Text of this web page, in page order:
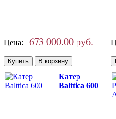
Цена: 673 000.00 руб.
Катер
Balttica 600